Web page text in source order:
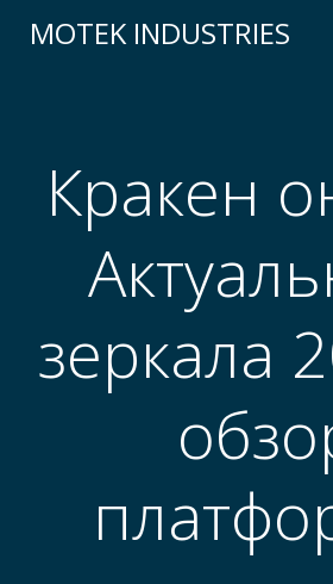
to
MOTEK INDUSTRIES
Кракен
зеркала